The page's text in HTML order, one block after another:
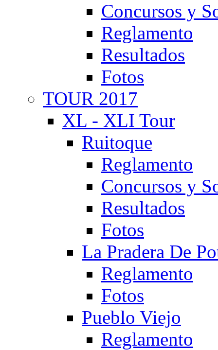
Concursos y
Reglamento
Resultados
Fotos
TOUR 2017
XL - XLI Tour
Ruitoque
Reglamento
Concursos y
Resultados
Fotos
La Pradera De
Reglamento
Fotos
Pueblo Viejo
Reglamento